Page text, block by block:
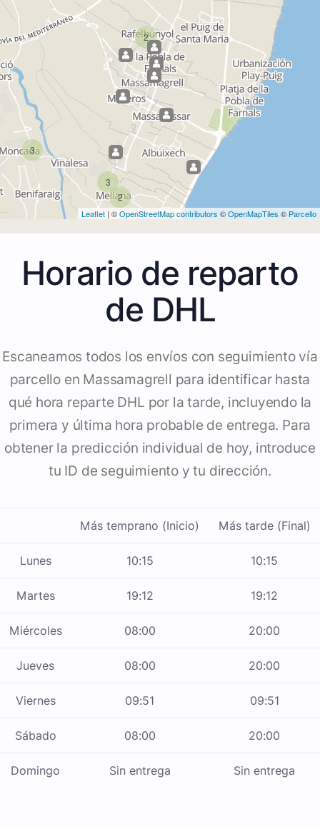
3
2
2
3
Leaflet | ©OpenStreetMap contributors ©OpenMapTiles © Parcello
Horario de reparto
de DHL
Escaneamos todos los envíos con seguimiento vía
parcello en Massamagrell para identificar hasta
qué hora reparte DHL por la tarde, incluyendo la
primera y última hora probable de entrega. Para
obtener la predicción individual de hoy, introduce
tu ID de seguimiento y tu dirección.
Más temprano (Inicio) Más tarde (Final)
Lunes 10:15 10:15
Martes 19:12 19:12
Miércoles 08:00 20:00
Jueves 08:00 20:00
Viernes 09:51 09:51
Sábado 08:00 20:00
Domingo Sin entrega Sin entrega